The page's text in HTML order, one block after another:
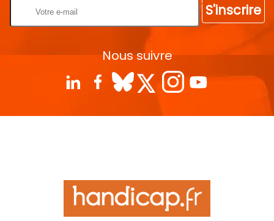
S'inscrire
Nous suivre